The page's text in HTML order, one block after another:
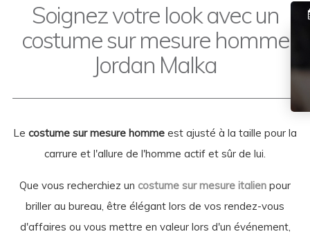
Soignez votre look avec un
costume sur mesure homme
Jordan Malka
Le costume sur mesure homme est ajusté à la taille pour la
carrure et l'allure de l'homme actif et sûr de lui.
Que vous recherchiez un costume sur mesure italien pour
briller au bureau, être élégant lors de vos rendez-vous
d'affaires ou vous mettre en valeur lors d'un événement,